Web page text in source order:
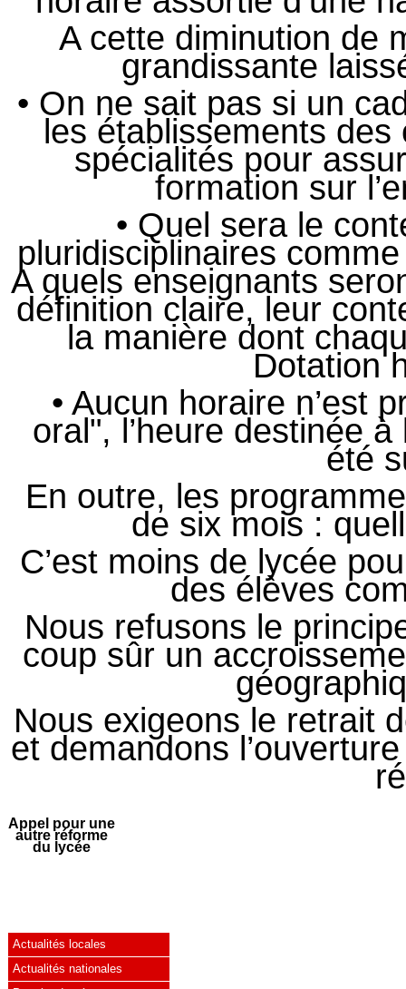
A cette diminution de
grandissante
• On ne sait pas si un
les établissements
spécialités pour
formation sur
• Quel sera le
pluridisciplinaires
A quels enseignants
définition claire, leur
la manière dont
Dotation
• Aucun horaire n’est
oral", l’heure destinée
été
En outre, les
de six mois :
C’est moins de lycée
des élèves
Nous refusons le
coup sûr un
Nous exigeons le retrait
et demandons
Appel pour une
autre réforme
du lycée
Actualités locales
Actualités nationales